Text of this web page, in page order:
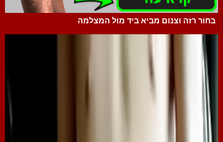
בחור רזה וצנום מביא ביד מול המצלמה